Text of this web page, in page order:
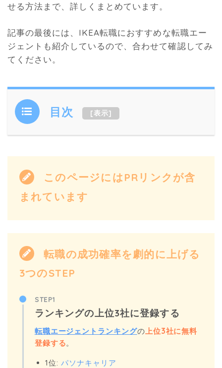
せる方法まで、詳しくまとめています。
記事の最後には、IKEA転職におすすめな転職エー
ジェントも紹介しているので、合わせて確認してみ
てください。
目次 [表示]
このページにはPRリンクが含
まれています
転職の成功確率を劇的に上げる
3つのSTEP
STEP1
ランキングの上位3社に登録する
転職エージェントランキングの 上位3社に無料
登録する。
1位:パソナキャリア